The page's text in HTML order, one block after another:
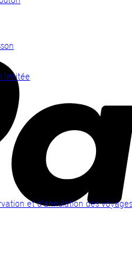
limitée
et d’annulation des voyages